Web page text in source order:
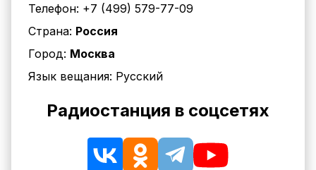
Телефон: +7 (499) 579-77-09
Страна: Россия
Город: Москва
Язык вещания: Русский
Радиостанция в соцсетях